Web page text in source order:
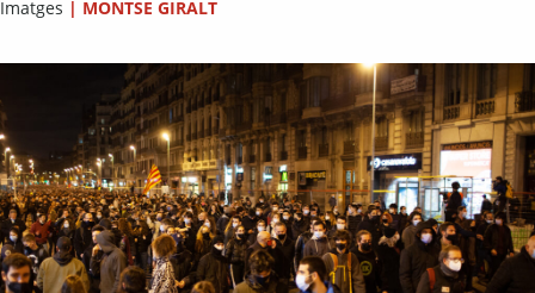
Imatges | MONTSE GIRALT